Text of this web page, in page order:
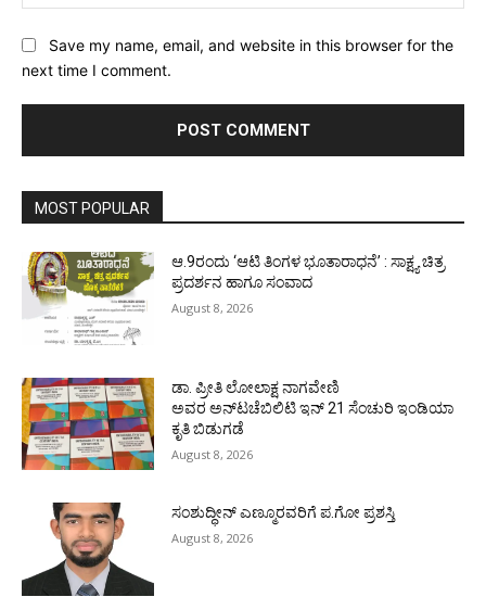
Save my name, email, and website in this browser for the
next time I comment.
MOST POPULAR
ಆ.9ರಂದು ‘ಆಟಿ ತಿಂಗಳ ಭೂತಾರಾಧನೆ’ : ಸಾಕ್ಷ್ಯ ಚಿತ್ರ
ಪ್ರದರ್ಶನ ಹಾಗೂ ಸಂವಾದ
August 8, 2026
ಡಾ. ಪ್ರೀತಿ ಲೋಲಾಕ್ಷ ನಾಗವೇಣಿ
ಅವರ ಅನ್‌ಟಚೆಬಿಲಿಟಿ ಇನ್ 21 ಸೆಂಚುರಿ ಇಂಡಿಯಾ
ಕೃತಿ ಬಿಡುಗಡೆ
August 8, 2026
ಸಂಶುದ್ಧೀನ್ ಎಣ್ಮೂರವರಿಗೆ ಪ.ಗೋ ಪ್ರಶಸ್ತಿ
August 8, 2026